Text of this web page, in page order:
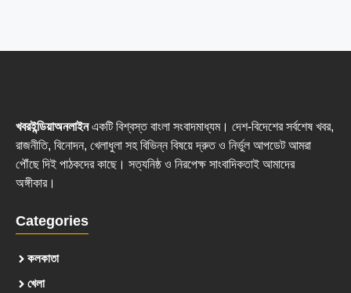
খবরইন্ডিয়াঅনলাইনএকটি বিশ্বস্ত বাংলা সংবাদমাধ্যম। দেশ-বিদেশের সর্বশেষ খবর,
রাজনীতি, বিনোদন, খেলাধুলা সহ বিভিন্ন বিষয়ে দ্রুত ও নির্ভুল আপডেট আমরা
পৌঁছে দিই পাঠকদের কাছে। সত্যনিষ্ঠ ও নিরপেক্ষ সাংবাদিকতাই আমাদের
অঙ্গীকার।
Categories
কলকাতা
খেলা